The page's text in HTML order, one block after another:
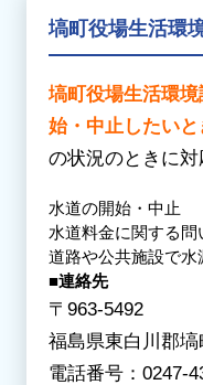
多賀城市 / 遠田
谷市 /登米市
【な行】
名取市
【は行】
東松島市
【ま行】
宮城郡七ヶ浜町/
町
【わ行】
亘理郡山元町/
【た行】
栄村 / 富岡町
【な行】
中島村 / 浪江町 /
二本松市
【は行】
福島市/ 塙町 / 磐
野町 / 双葉町 / 古
【ま行】
三島町 / 南会津
塙町役場生活環
塙町役場生活環
始・中止したい
の状況のときに対
水道の開始・中止
水道料金に関する問
道路や公共施設で水
■連絡先
〒963-5492
福島県東白川郡
電話番号：0247-